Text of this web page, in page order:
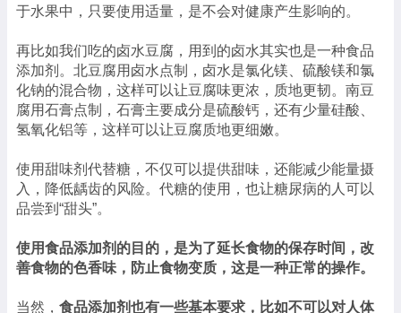
于水果中，只要使用适量，是不会对健康产生影响的。
再比如我们吃的卤水豆腐，用到的卤水其实也是一种食品
添加剂。北豆腐用卤水点制，卤水是氯化镁、硫酸镁和氯
化钠的混合物，这样可以让豆腐味更浓，质地更韧。南豆
腐用石膏点制，石膏主要成分是硫酸钙，还有少量硅酸、
氢氧化铝等，这样可以让豆腐质地更细嫩。
使用甜味剂代替糖，不仅可以提供甜味，还能减少能量摄
入，降低龋齿的风险。代糖的使用，也让糖尿病的人可以
品尝到“甜头”。
使用食品添加剂的目的，是为了延长食物的保存时间，改
善食物的色香味，防止食物变质，这是一种正常的操作。
当然， 食品添加剂也有一些基本要求，比如不可以对人体